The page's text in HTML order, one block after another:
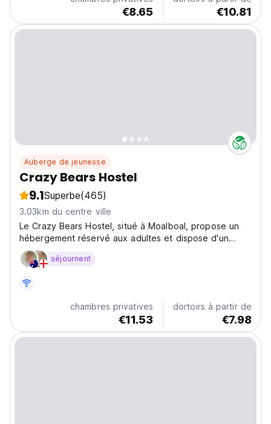
€8.65 €10.81
Auberge de jeunesse
Crazy Bears Hostel
9.1Superbe(465)
3.03km du centre ville
Le Crazy Bears Hostel, situé à Moalboal, propose un
hébergement réservé aux adultes et dispose d'un
restaurant, d'un bar et d'un jardin.
séjournent
chambres privatives
€11.53
dortoirs à partir de
€7.98